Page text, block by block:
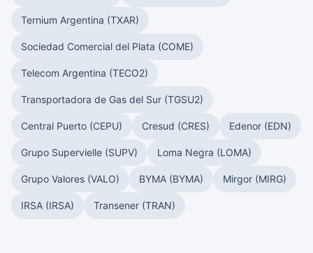
Ternium Argentina (TXAR)
Sociedad Comercial del Plata (COME)
Telecom Argentina (TECO2)
Transportadora de Gas del Sur (TGSU2)
Central Puerto (CEPU) Cresud (CRES) Edenor (EDN)
Grupo Supervielle (SUPV) Loma Negra (LOMA)
Grupo Valores (VALO) BYMA (BYMA) Mirgor (MIRG)
IRSA (IRSA) Transener (TRAN)